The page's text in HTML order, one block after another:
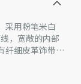
采用粉笔米白
，宽敞的内部
纤细皮革饰带开
带有可调节细